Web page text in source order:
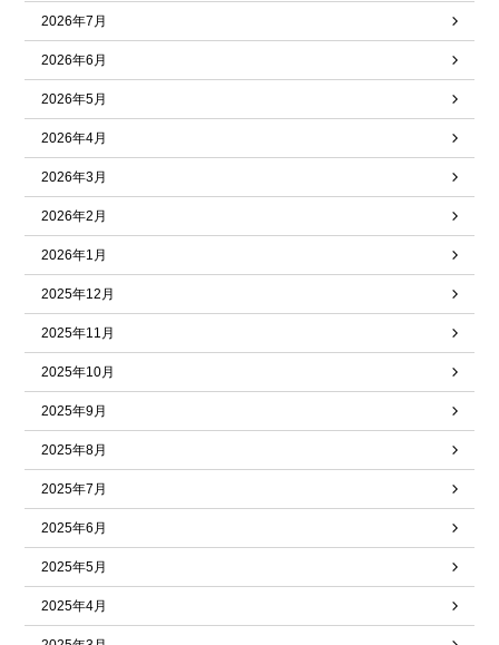
2026年7月
2026年6月
2026年5月
2026年4月
2026年3月
2026年2月
2026年1月
2025年12月
2025年11月
2025年10月
2025年9月
2025年8月
2025年7月
2025年6月
2025年5月
2025年4月